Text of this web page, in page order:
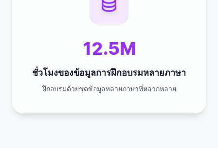
12.5M
ชั่วโมงของข้อมูลการฝึกอบรมหลายภาษา
ฝึกอบรมด้วยชุดข้อมูลหลายภาษาที่หลากหลาย